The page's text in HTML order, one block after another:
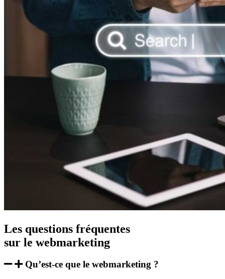
Les questions fréquentes
sur le webmarketing
Qu’est-ce que le webmarketing ?